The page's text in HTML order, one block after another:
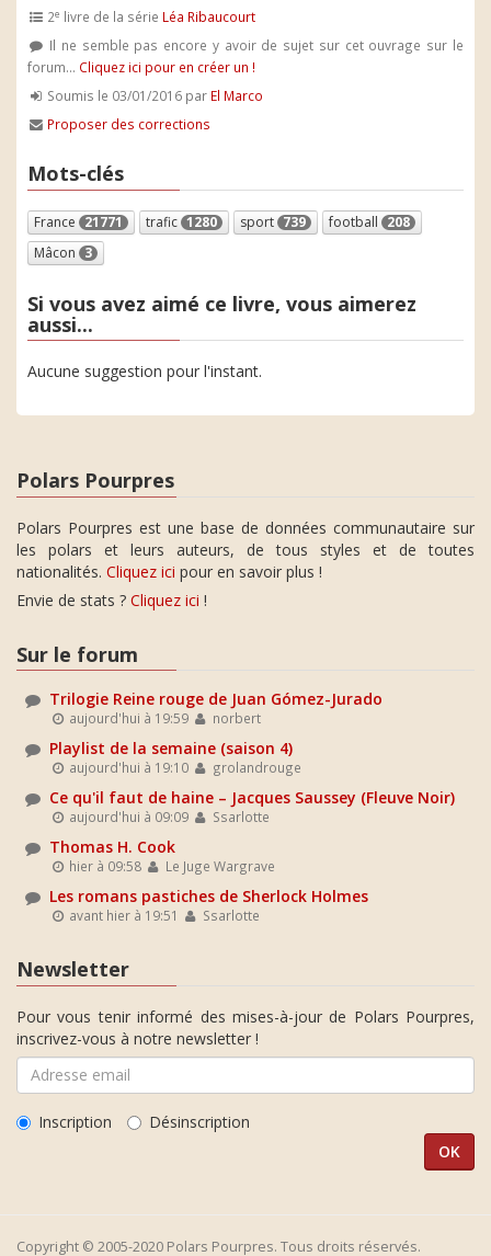
2e livre de la série Léa Ribaucourt
Il ne semble pas encore y avoir de sujet sur cet ouvrage sur le
forum... Cliquez ici pour en créer un !
Soumis le 03/01/2016 par El Marco
Proposer des corrections
Mots-clés
France 21771 trafic 1280 sport 739 football 208
Mâcon 3
Si vous avez aimé ce livre, vous aimerez
aussi...
Aucune suggestion pour l'instant.
Polars Pourpres
Polars Pourpres est une base de données communautaire sur
les polars et leurs auteurs, de tous styles et de toutes
nationalités. Cliquez ici pour en savoir plus !
Envie de stats ? Cliquez ici !
Sur le forum
Trilogie Reine rouge de Juan Gómez-Jurado
aujourd'hui à 19:59 norbert
Playlist de la semaine (saison 4)
aujourd'hui à 19:10 grolandrouge
Ce qu'il faut de haine – Jacques Saussey (Fleuve Noir)
aujourd'hui à 09:09 Ssarlotte
Thomas H. Cook
hier à 09:58 Le Juge Wargrave
Les romans pastiches de Sherlock Holmes
avant hier à 19:51 Ssarlotte
Newsletter
Pour vous tenir informé des mises-à-jour de Polars Pourpres,
inscrivez-vous à notre newsletter !
Inscription Désinscription
Copyright © 2005-2020 Polars Pourpres. Tous droits réservés.